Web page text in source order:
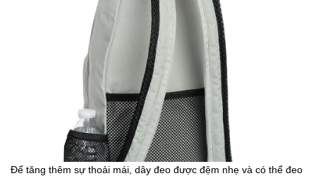
Để tăng thêm sự thoải mái, dây đeo được đệm nhẹ và có thể đeo